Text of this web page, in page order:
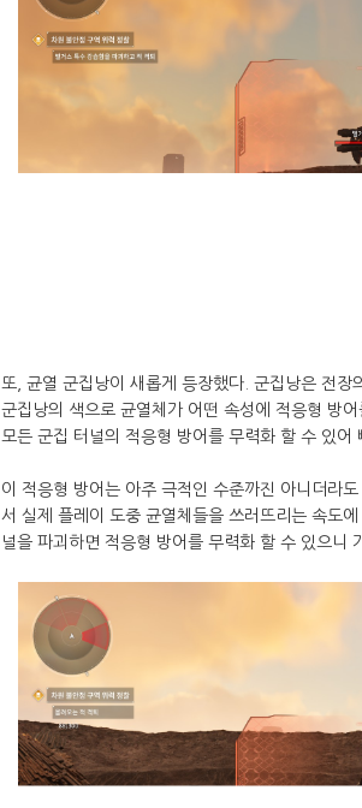
또, 균열 군집낭이 새롭게 등장했다. 군집낭은 전장
군집낭의 색으로 균열체가 어떤 속성에 적응형 방
모든 군집 터널의 적응형 방어를 무력화 할 수 있어
이 적응형 방어는 아주 극적인 수준까진 아니더라
서 실제 플레이 도중 균열체들을 쓰러뜨리는 속도
널을 파괴하면 적응형 방어를 무력화 할 수 있으니